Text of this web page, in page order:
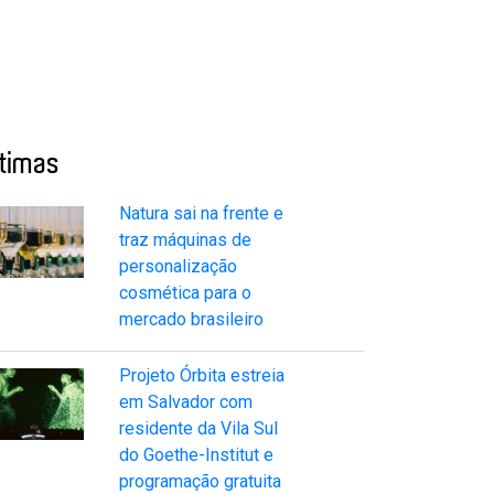
Natura sai na frente e
traz máquinas de
personalização
cosmética para o
mercado brasileiro
Projeto Órbita estreia
em Salvador com
residente da Vila Sul
do Goethe-Institut e
programação gratuita